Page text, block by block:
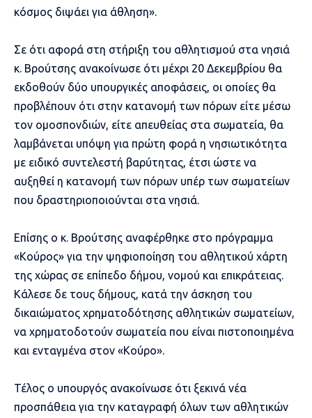
κόσμος διψάει για άθληση».
Σε ότι αφορά στη στήριξη του αθλητισμού στα νησιά
κ. Βρούτσης ανακοίνωσε ότι μέχρι 20 Δεκεμβρίου θα
εκδοθούν δύο υπουργικές αποφάσεις, οι οποίες θα
προβλέπουν ότι στην κατανομή των πόρων είτε μέσω
τον ομοσπονδιών, είτε απευθείας στα σωματεία, θα
λαμβάνεται υπόψη για πρώτη φορά η νησιωτικότητα
με ειδικό συντελεστή βαρύτητας, έτσι ώστε να
αυξηθεί η κατανομή των πόρων υπέρ των σωματείων
που δραστηριοποιούνται στα νησιά.
Επίσης ο κ. Βρούτσης αναφέρθηκε στο πρόγραμμα
«Κούρος» για την ψηφιοποίηση του αθλητικού χάρτη
της χώρας σε επίπεδο δήμου, νομού και επικράτειας.
Κάλεσε δε τους δήμους, κατά την άσκηση του
δικαιώματος χρηματοδότησης αθλητικών σωματείων,
να χρηματοδοτούν σωματεία που είναι πιστοποιημένα
και ενταγμένα στον «Κούρο».
Τέλος ο υπουργός ανακοίνωσε ότι ξεκινά νέα
προσπάθεια για την καταγραφή όλων των αθλητικών